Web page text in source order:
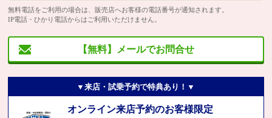
無料電話をご利用の場合は、販売店へお客様の電話番号が通知されます。
IP電話・ひかり電話からはご利用いただけません。
【無料】メールでお問合せ
▼来店・試乗予約で特典あり！▼
オンライン来店予約のお客様限定